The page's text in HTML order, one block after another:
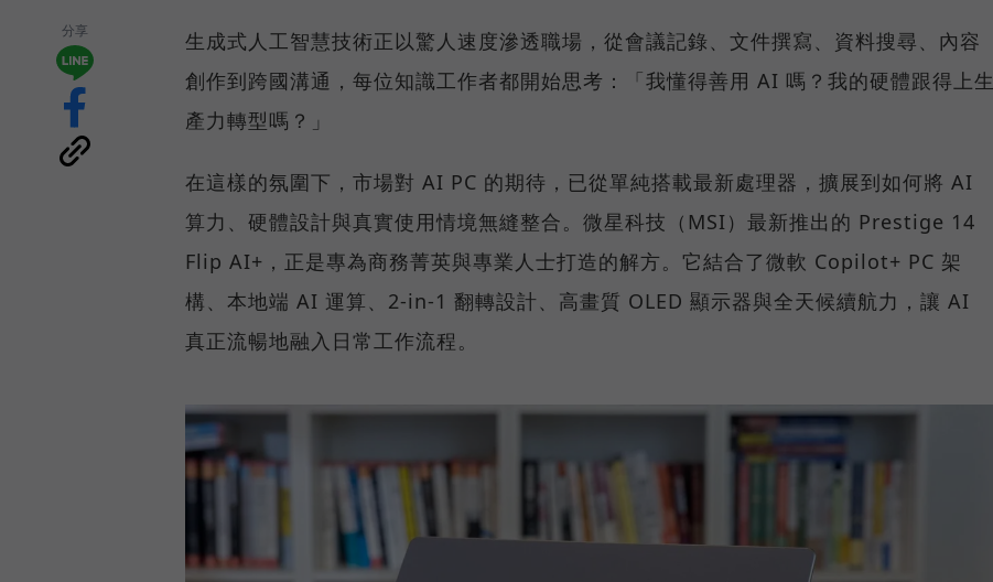
分享
生成式人工智慧技術正以驚人速度滲透職場，從會議記錄、文件撰寫、資料搜尋、內容
創作到跨國溝通，每位知識工作者都開始思考：「我懂得善用 AI 嗎？我的硬體跟得上生
產力轉型嗎？」
在這樣的氛圍下，市場對 AI PC 的期待，已從單純搭載最新處理器，擴展到如何將 AI
算力、硬體設計與真實使用情境無縫整合。微星科技（MSI）最新推出的 Prestige 14
Flip AI+，正是專為商務菁英與專業人士打造的解方。它結合了微軟 Copilot+ PC 架
構、本地端 AI 運算、2-in-1 翻轉設計、高畫質 OLED 顯示器與全天候續航力，讓 AI
真正流暢地融入日常工作流程。